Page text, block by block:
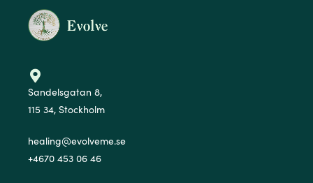
Sandelsgatan 8,
115 34, Stockholm
healing@evolveme.se
+4670 453 06 46